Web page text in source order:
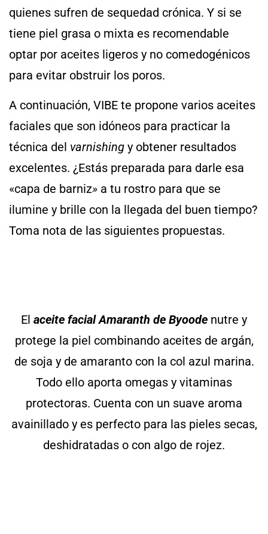
quienes sufren de sequedad crónica. Y si se
tiene piel grasa o mixta es recomendable
optar por aceites ligeros y no comedogénicos
para evitar obstruir los poros.
A continuación, VIBE te propone varios aceites
faciales que son idóneos para practicar la
técnica del varnishing y obtener resultados
excelentes. ¿Estás preparada para darle esa
«capa de barniz» a tu rostro para que se
ilumine y brille con la llegada del buen tiempo?
Toma nota de las siguientes propuestas.
El aceite facial Amaranth de Byoode nutre y
protege la piel combinando aceites de argán,
de soja y de amaranto con la col azul marina.
Todo ello aporta omegas y vitaminas
protectoras. Cuenta con un suave aroma
avainillado y es perfecto para las pieles secas,
deshidratadas o con algo de rojez.